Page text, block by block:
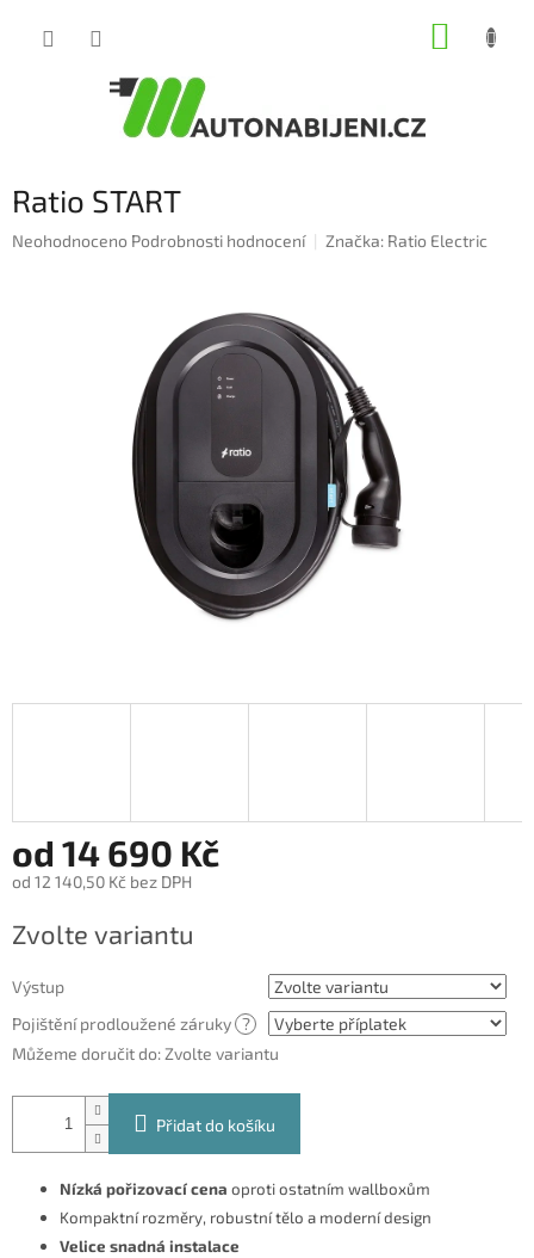
Ratio START
Průměrné
Neohodnoceno Podrobnosti hodnocení Značka: Ratio Electric
od 14 690 Kč
od 12 140,50 Kč bez DPH
cena:
Zvolte variantu
Výstup
Pojištění prodloužené záruky ?
Můžeme doručit do:Zvolte variantu
Přidat do košíku
Nízká pořizovací cena oproti ostatním wallboxům
Kompaktní rozměry, robustní tělo a moderní design
Velice snadná instalace